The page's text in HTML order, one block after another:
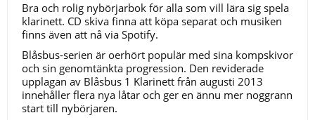
Bra och rolig nybörjarbok för alla som vill lära sig spela
klarinett. CD skiva finna att köpa separat och musiken
finns även att nå via Spotify.
Blåsbus-serien är oerhört populär med sina kompskivor
och sin genomtänkta progression. Den reviderade
upplagan av Blåsbus 1 Klarinett från augusti 2013
innehåller flera nya låtar och ger en ännu mer noggrann
start till nybörjaren.